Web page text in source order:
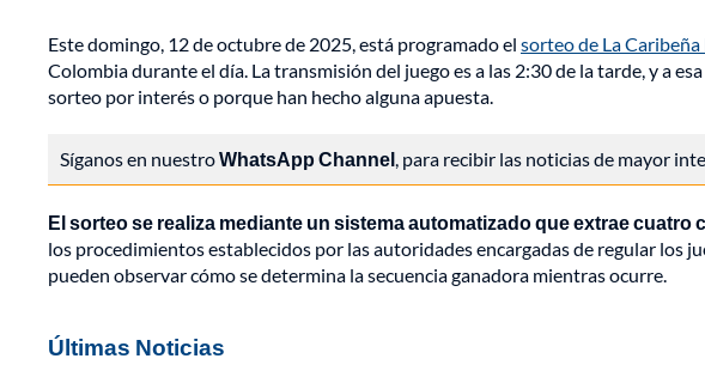
Este domingo, 12 de octubre de 2025, está programado el sorteo de La Caribeña
Colombia durante el día. La transmisión del juego es a las 2:30 de la tarde, y a
sorteo por interés o porque han hecho alguna apuesta.
Síganos en nuestroWhatsApp Channel, para recibir las noticias de mayor
El sorteo se realiza mediante un sistema automatizado que extrae cuatro
los procedimientos establecidos por las autoridades encargadas de regular los
pueden observar cómo se determina la secuencia ganadora mientras ocurre.
Últimas Noticias